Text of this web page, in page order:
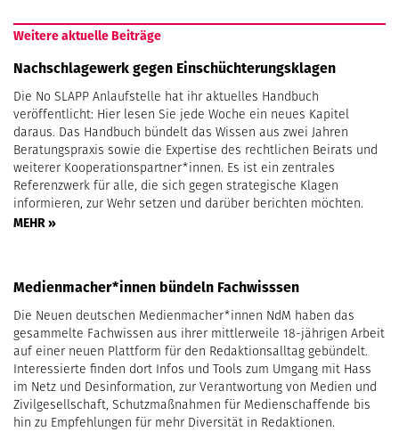
Weitere aktuelle Beiträge
Nachschlagewerk gegen Einschüchterungsklagen
Die No SLAPP Anlaufstelle hat ihr aktuelles Handbuch
veröffentlicht: Hier lesen Sie jede Woche ein neues Kapitel
daraus. Das Handbuch bündelt das Wissen aus zwei Jahren
Beratungspraxis sowie die Expertise des rechtlichen Beirats und
weiterer Kooperationspartner*innen. Es ist ein zentrales
Referenzwerk für alle, die sich gegen strategische Klagen
informieren, zur Wehr setzen und darüber berichten möchten.
MEHR »
Medienmacher*innen bündeln Fachwisssen
Die Neuen deutschen Medienmacher*innen NdM haben das
gesammelte Fachwissen aus ihrer mittlerweile 18-jährigen Arbeit
auf einer neuen Plattform für den Redaktionsalltag gebündelt.
Interessierte finden dort Infos und Tools zum Umgang mit Hass
im Netz und Desinformation, zur Verantwortung von Medien und
Zivilgesellschaft, Schutzmaßnahmen für Medienschaffende bis
hin zu Empfehlungen für mehr Diversität in Redaktionen.